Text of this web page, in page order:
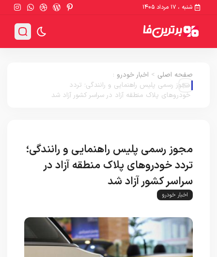
شنبه ، ۱۷ مرداد ۱۴۰۵
صفحه اصلی > اخبار خودرو :
مجوز رسمی پلیس راهنمایی و رانندگی؛ تردد
خودروهای پلاک منطقه آزاد در سراسر کشور آزاد شد
مجوز رسمی پلیس راهنمایی و رانندگی؛
تردد خودروهای پلاک منطقه آزاد در
سراسر کشور آزاد شد
اخبار خودرو